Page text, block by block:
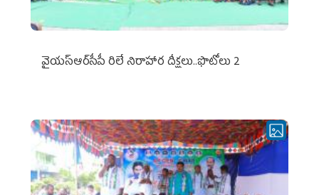
వైయ‌స్ఆర్‌సీపీ రిలే నిరాహార దీక్షలు..ఫొటోలు 2